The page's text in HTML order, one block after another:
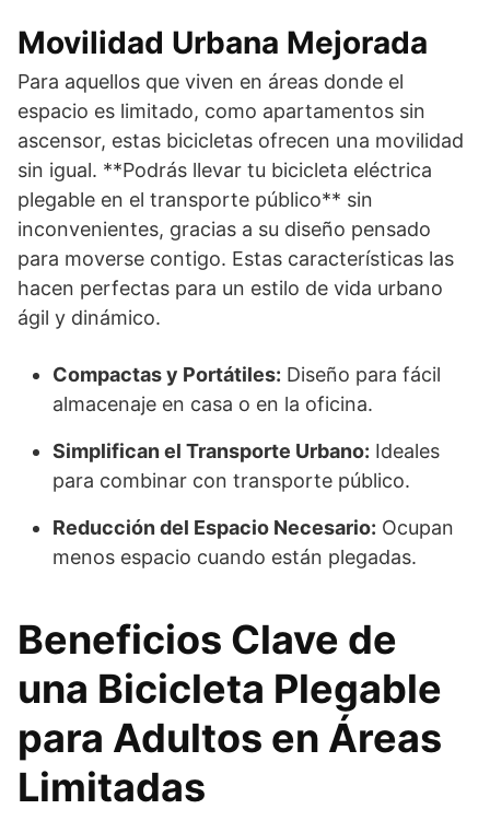
Movilidad Urbana Mejorada
Para aquellos que viven en áreas donde el
espacio es limitado, como apartamentos sin
ascensor, estas bicicletas ofrecen una movilidad
sin igual. **Podrás llevar tu bicicleta eléctrica
plegable en el transporte público** sin
inconvenientes, gracias a su diseño pensado
para moverse contigo. Estas características las
hacen perfectas para un estilo de vida urbano
ágil y dinámico.
Compactas y Portátiles: Diseño para fácil
almacenaje en casa o en la oficina.
Simplifican el Transporte Urbano: Ideales
para combinar con transporte público.
Reducción del Espacio Necesario: Ocupan
menos espacio cuando están plegadas.
Beneficios Clave de
una Bicicleta Plegable
para Adultos en Áreas
Limitadas